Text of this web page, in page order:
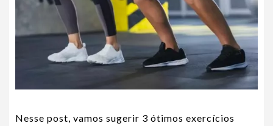
Nesse post, vamos sugerir 3 ótimos exercícios